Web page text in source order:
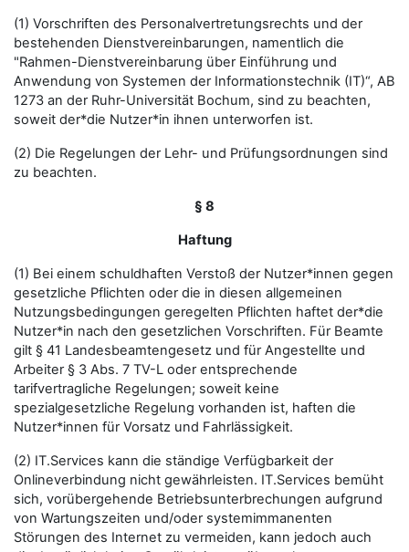
(1) Vorschriften des Personalvertretungsrechts und der
bestehenden Dienstvereinbarungen, namentlich die
"Rahmen-Dienstvereinbarung über Einführung und
Anwendung von Systemen der Informationstechnik (IT)“, AB
1273 an der Ruhr-Universität Bochum, sind zu beachten,
soweit der*die Nutzer*in ihnen unterworfen ist.
(2) Die Regelungen der Lehr- und Prüfungsordnungen sind
zu beachten.
§ 8
Haftung
(1) Bei einem schuldhaften Verstoß der Nutzer*innen gegen
gesetzliche Pflichten oder die in diesen allgemeinen
Nutzungsbedingungen geregelten Pflichten haftet der*die
Nutzer*in nach den gesetzlichen Vorschriften. Für Beamte
gilt § 41 Landesbeamtengesetz und für Angestellte und
Arbeiter § 3 Abs. 7 TV-L oder entsprechende
tarifvertragliche Regelungen; soweit keine
spezialgesetzliche Regelung vorhanden ist, haften die
Nutzer*innen für Vorsatz und Fahrlässigkeit.
(2) IT.Services kann die ständige Verfügbarkeit der
Onlineverbindung nicht gewährleisten. IT.Services bemüht
sich, vorübergehende Betriebsunterbrechungen aufgrund
von Wartungszeiten und/oder systemimmanenten
Störungen des Internet zu vermeiden, kann jedoch auch